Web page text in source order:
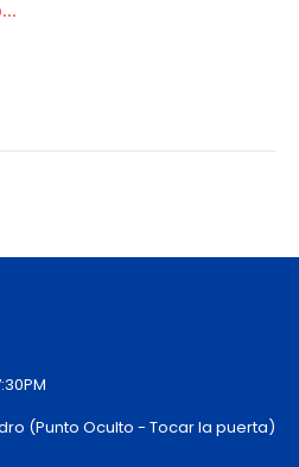
Mesa Portátil Metálica Coca Cola
(Punto Oculto - Tocar la puerta)